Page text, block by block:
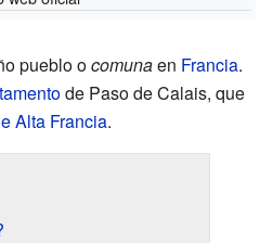
pueblo ocomunaen Francia.
de Paso de Calais, que
Alta Francia.